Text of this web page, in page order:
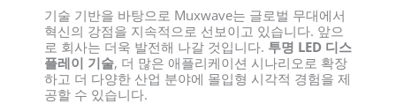
기술 기반을 바탕으로 Muxwave는 글로벌 무대에서
혁신의 강점을 지속적으로 선보이고 있습니다. 앞으
로 회사는 더욱 발전해 나갈 것입니다. 투명 LED 디스
플레이 기술, 더 많은 애플리케이션 시나리오로 확장
하고 더 다양한 산업 분야에 몰입형 시각적 경험을 제
공할 수 있습니다.